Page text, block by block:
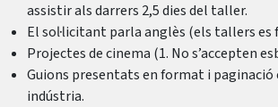
assistir als darrers 2,5 dies del taller.
El sol·licitant parla anglès (els tallers es
Projectes de cinema (1. No s’accepten
Guions presentats en format i paginació
indústria.